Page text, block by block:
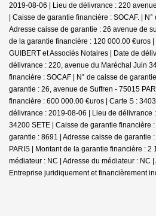
2019-08-06 | Lieu de délivrance : 220
| Caisse de garantie financière : SOCAF. |
Adresse caisse de garantie : 26 avenue de
de la garantie financière : 120 000.00 €uros |
GUIBERT et Associés Notaires | Date de
délivrance : 220, avenue du Maréchal Juin
financière : SOCAF | N° de caisse de
garantie : 26, avenue de Suffren - 75015
financière : 600 000.00 €uros | Carte S :
délivrance : 2019-08-06 | Lieu de délivrance
34200 SETE | Caisse de garantie financière
garantie : 8691 | Adresse caisse de garantie
PARIS | Montant de la garantie financière : 2
médiateur : NC | Adresse du médiateur : NC
Entreprise juridiquement et financièrement